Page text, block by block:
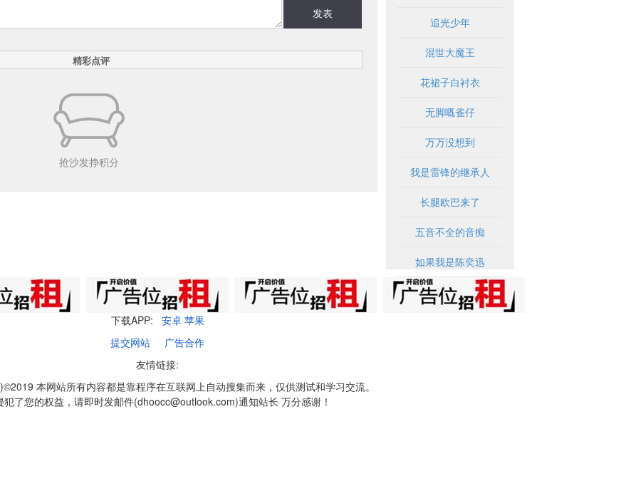
发表
精彩点评
抢沙发挣积分
追光少年
混世大魔王
花裙子白衬衣
无脚嘅雀仔
万万没想到
我是雷锋的继承人
长腿欧巴来了
五音不全的音痴
如果我是陈奕迅
下载APP: 安卓 苹果
提交网站
广告合作
友情链接:
本网站所有内容都是靠程序在互联网上自动搜集而来，仅供测试和学习交流。
犯了您的权益，请即时发邮件(dhoocc@outlook.com)通知站长 万分感谢！